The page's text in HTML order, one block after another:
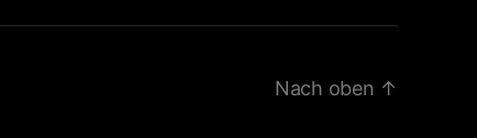
Nach oben ↑